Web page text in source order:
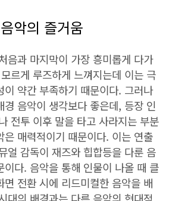
악의 즐거움
음과 마지막이 가장 흥미롭게 다가
르게 루즈하게 느껴지는데 이는 극
이 약간 부족하기 때문이다. 그러나
경 음악이 생각보다 좋은데, 등장 인
전투 이후 말을 타고 사라지는 부분
은 매력적이기 때문이다. 이는 연출
얼 감독이 재즈와 힙합등을 다룬 음
이다. 음악을 통해 인물이 나올 때 클
면 전환 시에 리드미컬한 음악을 배